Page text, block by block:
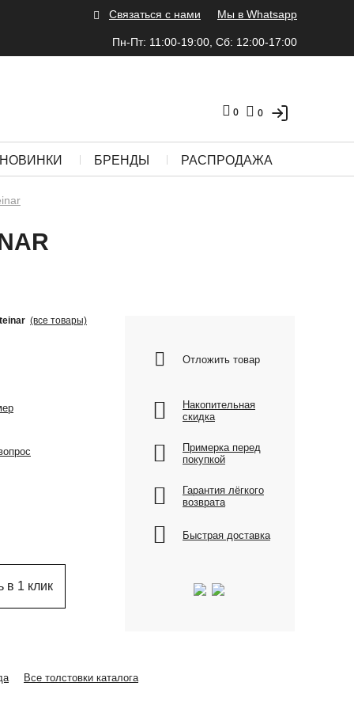
Связаться с нами Мы в Whatsapp
Пн-Пт: 11:00-19:00, Сб: 12:00-17:00
0
0
НОВИНКИ БРЕНДЫ РАСПРОДАЖА
(все товары)
в 1 клик
Отложить товар
Накопительная
скидка
Примерка перед
покупкой
Гарантия лёгкого
возврата
Быстрая доставка
Все толстовки каталога